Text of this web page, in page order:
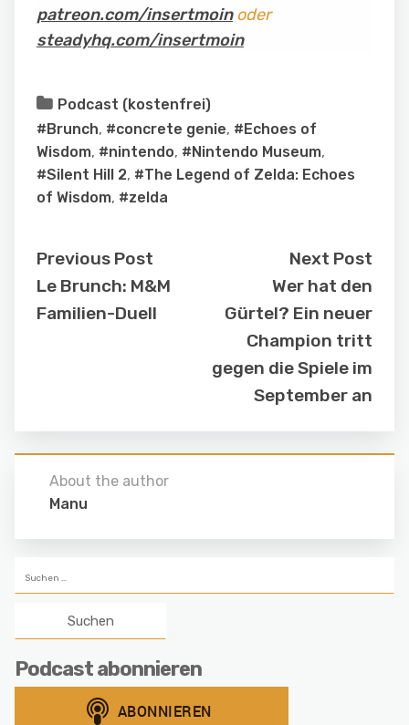
patreon.com/insertmoinoder
steadyhq.com/insertmoin
Podcast (kostenfrei)
#Brunch, #concrete genie, #Echoes of
Wisdom, #nintendo, #Nintendo Museum,
#Silent Hill 2, #The Legend of Zelda: Echoes
of Wisdom, #zelda
Previous Post
Le Brunch: M&M
Familien-Duell
Next Post
Wer hat den
Gürtel? Ein neuer
Champion tritt
gegen die Spiele im
September an
About the author
Manu
nach:
Podcast abonnieren